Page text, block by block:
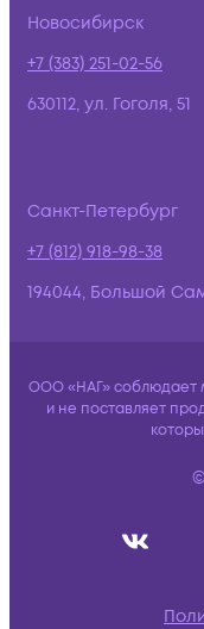
Новосибирск
+7 (383) 251-02-56
630112, ул. Гоголя, 51
Санкт-Петербург
+7 (812) 918-98-38
194044, Большой
ООО «НАГ» соблюдает
и не поставляет